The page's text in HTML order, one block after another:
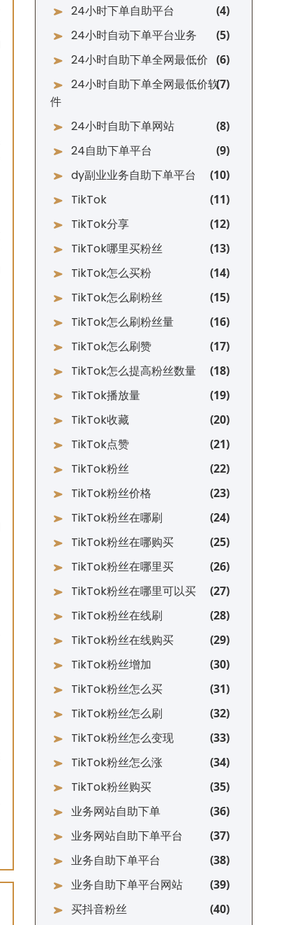
24小时下单自助平台
24小时自动下单平台业务
24小时自助下单全网最低价
24小时自助下单全网最低价软
件
24小时自助下单网站
24自助下单平台
dy副业业务自助下单平台
TikTok
TikTok分享
TikTok哪里买粉丝
TikTok怎么买粉
TikTok怎么刷粉丝
TikTok怎么刷粉丝量
TikTok怎么刷赞
TikTok怎么提高粉丝数量
TikTok播放量
TikTok收藏
TikTok点赞
TikTok粉丝
TikTok粉丝价格
TikTok粉丝在哪刷
TikTok粉丝在哪购买
TikTok粉丝在哪里买
TikTok粉丝在哪里可以买
TikTok粉丝在线刷
TikTok粉丝在线购买
TikTok粉丝增加
TikTok粉丝怎么买
TikTok粉丝怎么刷
TikTok粉丝怎么变现
TikTok粉丝怎么涨
TikTok粉丝购买
业务网站自助下单
业务网站自助下单平台
业务自助下单平台
业务自助下单平台网站
买抖音粉丝